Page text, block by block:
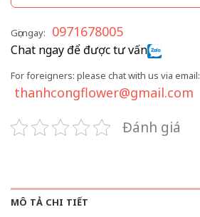
Gọi ngay: 0971678005
Chat ngay để được tư vấn
For foreigners: please chat with us via email:
thanhcongflower@gmail.com
Đánh giá
MÔ TẢ CHI TIẾT